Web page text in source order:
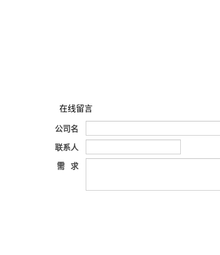
在线留言
公司名
联系人
需 求